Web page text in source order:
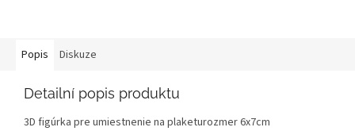
Popis Diskuze
Detailní popis produktu
3D figúrka pre umiestnenie na plaketurozmer 6x7cm